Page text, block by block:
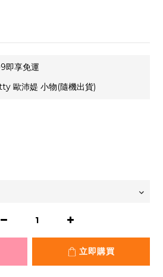
即享免運
歐沛媞 小物(隨機出貨)
立即購買